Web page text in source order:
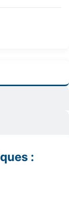
: